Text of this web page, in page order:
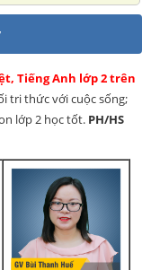
Tiếng Anh lớp 2 trên
tri thức với cuộc sống;
lớp 2 học tốt. PH/HS